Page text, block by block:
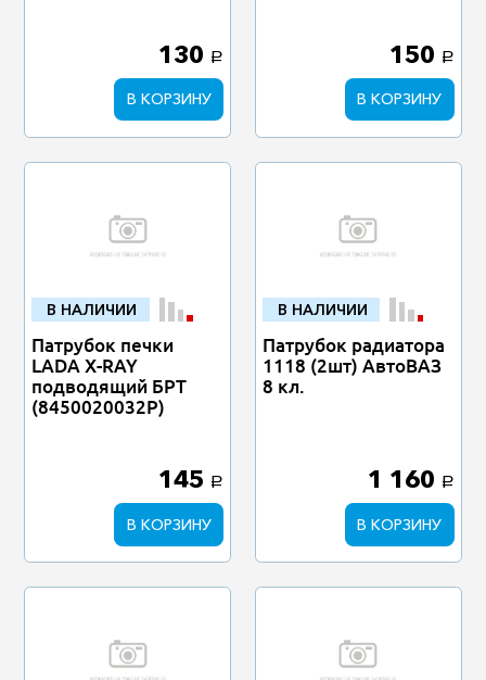
130 a
В КОРЗИНУ
150 a
В КОРЗИНУ
В НАЛИЧИИ
Патрубок печки
LADA X-RAY
подводящий БРТ
(8450020032Р)
145 a
В КОРЗИНУ
В НАЛИЧИИ
Патрубок радиатора
1118 (2шт) АвтоВАЗ
8 кл.
1 160 a
В КОРЗИНУ